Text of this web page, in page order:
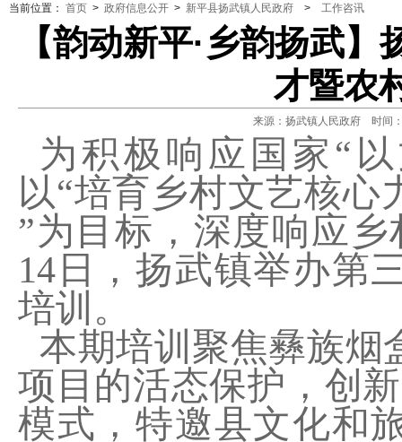
当前位置： 首页 > 政府信息公开 > 新平县扬武镇人民政府 > 工作咨讯
【韵动新平·乡韵扬武
才暨农
来源：扬武镇人民政府 时间
为积极响应国家“
以“培育乡村文艺核
”为目标，深度响应
14 日 ，扬武镇举办第
培训 。
本期培训聚焦彝族烟
项目的活态保护，创
模式，特邀县文化和